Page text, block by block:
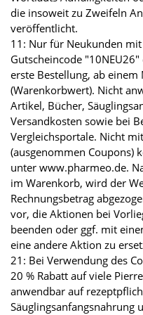
die insoweit zu Zweifeln
veröffentlicht.
11: Nur für Neukunden
Gutscheincode
erste Bestellung, ab
(Warenkorbwert). Nicht
Artikel, Bücher,
Versandkosten sowie bei
Vergleichsportale. Nicht
(ausgenommen Coupons)
unter www.pharmeo.de.
im Warenkorb, wird der
Rechnungsbetrag
vor, die Aktionen bei
beenden oder ggf. mit
eine andere Aktion zu
21: Bei Verwendung des
20 % Rabatt auf viele
anwendbar auf
Säuglingsanfangsnahrung